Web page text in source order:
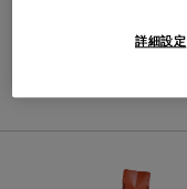
詳細設定